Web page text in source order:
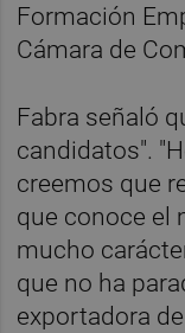
Formación
Cámara de
Fabra señaló
candidatos".
creemos que
que conoce el
mucho
que no ha
exportadora